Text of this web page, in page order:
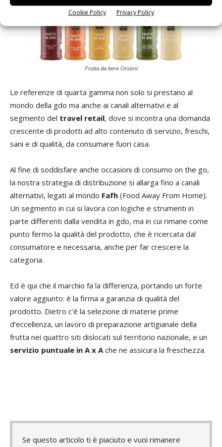
Cookie Policy Privacy Policy
Frutta da bere Orsero
Le referenze di quarta gamma non solo si prestano al
mondo della gdo ma anche ai canali alternativi e al
segmento del travel retail, dove si incontra una domanda
crescente di prodotti ad alto contenuto di servizio, freschi,
sani e di qualità, da consumare fuori casa.
Al fine di soddisfare anche occasioni di consumo on the go,
la nostra strategia di distribuzione si allarga fino a canali
alternativi, legati al mondo Fafh (Food Away From Home).
Un segmento in cui si lavora con logiche e strumenti in
parte differenti dalla vendita in gdo, ma in cui rimane come
punto fermo la qualità del prodotto, che è ricercata dal
consumatore e necessaria, anche per far crescere la
categoria.
Ed è qui che il marchio fa la differenza, portando un forte
valore aggiunto: è la firma a garanzia di qualità del
prodotto. Dietro c’è la selezione di materie prime
d’eccellenza, un lavoro di preparazione artigianale della
frutta nei quattro siti dislocati sul territorio nazionale, e un
servizio puntuale in A x Ache ne assicura la freschezza.
Se questo articolo ti è piaciuto e vuoi rimanere